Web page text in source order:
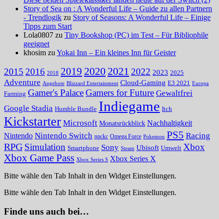
Story of Sea on : A Wonderful Life – Guide zu allen Partnern
- Trendlogik zu Story of Seasons: A Wonderful Life – Einige
Tipps zum Start
Lola0807 zu Tiny Bookshop (PC) im Test – Für Bibliophile
geeignet
khosim zuYokai Inn – Ein kleines Inn für Geister
2015 2016 2018 2019 2020 2021 2022 2023 2025
Adventure Angebote Blizzard Entertainment Cloud-Gaming E3 2021 Europa
Farming Gamer's PalaceGamers for Future Gewaltfrei
Google Stadia Humble Bundle Indiegame Itch
Kickstarter Microsoft Monatsrückblick Nachhaltigkeit
Nintendo Nintendo Switch npckc Omega Force Pokemon PS5 Racing
RPG Simulation Smartphone Sony Steam Ubisoft Umwelt Xbox
Xbox Game Pass Xbox Series S Xbox Series X
Bitte wähle den Tab Inhalt in den Widget Einstellungen.
Bitte wähle den Tab Inhalt in den Widget Einstellungen.
Finde uns auch bei…